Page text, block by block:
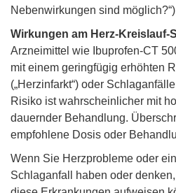
Nebenwirkungen sind
Wirkungen am Herz-Kreislauf-
Arzneimittel wie Ibuprofen-CT
mit einem geringfügig erhöhten
(„Herzinfarkt“) oder
Risiko ist wahrscheinlicher mit
dauernder Behandlung.
empfohlene Dosis oder
Wenn Sie Herzprobleme oder
Schlaganfall haben oder